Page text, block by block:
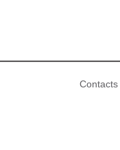
Contacts